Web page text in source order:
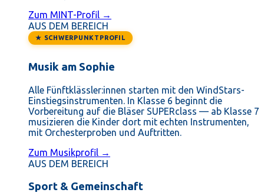
Zum MINT-Profil →
AUS DEM BEREICH
★ SCHWERPUNKTPROFIL
Musik am Sophie
Alle Fünftklässler:innen starten mit den WindStars-
Einstiegsinstrumenten. In Klasse 6 beginnt die
Vorbereitung auf die Bläser SUPERclass — ab Klasse 7
musizieren die Kinder dort mit echten Instrumenten,
mit Orchesterproben und Auftritten.
Zum Musikprofil →
AUS DEM BEREICH
Sport & Gemeinschaft